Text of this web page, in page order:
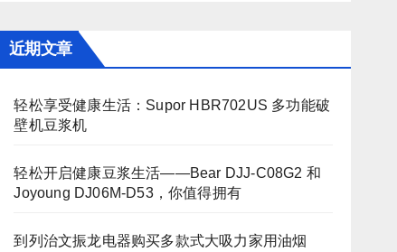
近期文章
轻松享受健康生活：Supor HBR702US 多功能破
壁机豆浆机
轻松开启健康豆浆生活——Bear DJJ‑C08G2 和
Joyoung DJ06M‑D53，你值得拥有
到列治文振龙电器购买多款式大吸力家用油烟